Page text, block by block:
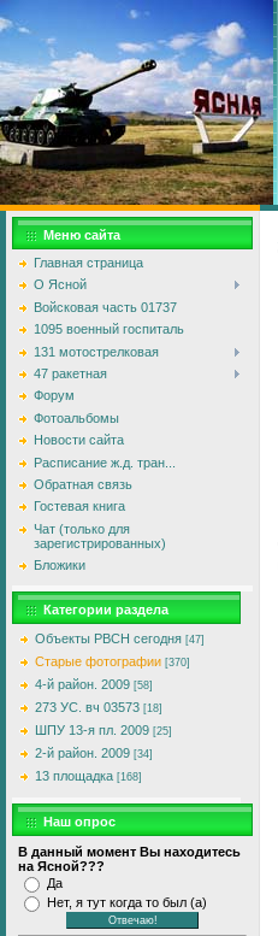
Меню сайта
Главная страница
О Ясной
Войсковая часть 01737
1095 военный госпиталь
131 мотострелковая
47 ракетная
Форум
Фотоальбомы
Новости сайта
Расписание ж.д. тран...
Обратная связь
Гостевая книга
Чат (только для
зарегистрированных)
Бложики
Категории раздела
Объекты РВСН сегодня [47]
Старые фотографии [370]
4-й район. 2009 [58]
273 УС. вч 03573 [18]
ШПУ 13-я пл. 2009 [25]
2-й район. 2009 [34]
13 площадка [168]
Наш опрос
В данный момент Вы находитесь
на Ясной???
Да
Нет, я тут когда то был (а)